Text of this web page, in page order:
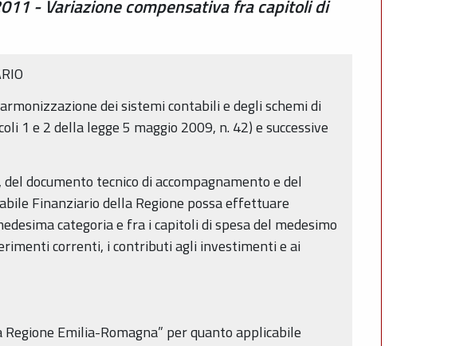
- Variazione compensativa fra capitoli di
dei sistemi contabili e degli schemi di
1 e 2 della legge 5 maggio 2009, n. 42) e successive
documento tecnico di accompagnamento e del
Finanziario della Regione possa effettuare
categoria e fra i capitoli di spesa del medesimo
correnti, i contributi agli investimenti e ai
Emilia-Romagna” per quanto applicabile